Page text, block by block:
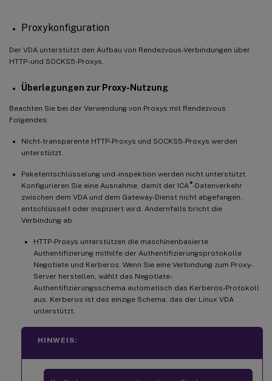
Proxykonfiguration
Der VDA unterstützt den Aufbau von Rendezvous-Verbindungen über
HTTP- und SOCKS5-Proxys.
Überlegungen zur Proxy-Nutzung
Beachten Sie bei der Verwendung von Proxys mit Rendezvous
Folgendes:
Nicht-transparente HTTP-Proxys und SOCKS5-Proxys werden
unterstützt.
Paketentschlüsselung und -inspektion werden nicht unterstützt.
Konfigurieren Sie eine Ausnahme, damit der ICA ®-Datenverkehr
zwischen dem VDA und dem Gateway-Dienst nicht abgefangen,
entschlüsselt oder inspiziert wird. Andernfalls bricht die
Verbindung ab.
HTTP-Proxys unterstützen die maschinenbasierte
Authentifizierung mithilfe der Authentifizierungsprotokolle
Negotiate und Kerberos. Wenn Sie eine Verbindung zum Proxy-
Server herstellen, wählt das Negotiate-
Authentifizierungsschema automatisch das Kerberos-Protokoll
aus. Kerberos ist das einzige Schema, das der Linux VDA
unterstützt.
HINWEIS: